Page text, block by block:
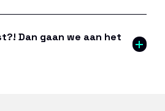
Dan gaan we aan het